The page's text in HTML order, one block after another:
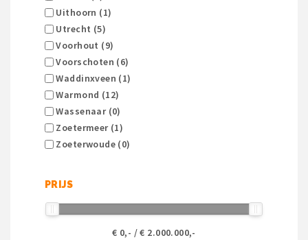
Uithoorn (1)
Utrecht (5)
Voorhout (9)
Voorschoten (6)
Waddinxveen (1)
Warmond (12)
Wassenaar (0)
Zoetermeer (1)
Zoeterwoude (0)
PRIJS
€ 0,- / € 2.000.000,-